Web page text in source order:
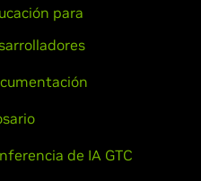
para
de IA GTC